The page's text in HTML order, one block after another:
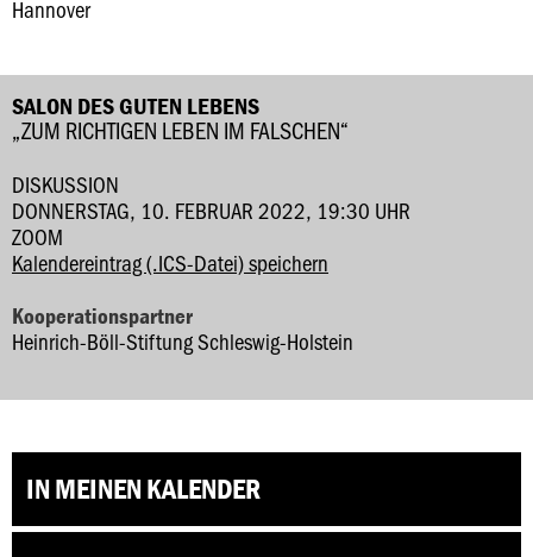
Hannover
SALON DES GUTEN LEBENS
„ZUM RICHTIGEN LEBEN IM FALSCHEN“
DISKUSSION
DONNERSTAG, 10. FEBRUAR 2022, 19:30 UHR
ZOOM
Kalendereintrag (.ICS-Datei) speichern
Kooperationspartner
Heinrich-Böll-Stiftung Schleswig-Holstein
IN MEINEN KALENDER